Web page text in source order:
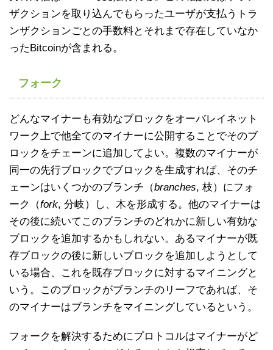
ザクションを取り込んでもらったユーザが支払うトラ
ンザクションごとの手数料とそれまで存在していなか
ったBitcoinが含まれる。
フォーク
どんなマイナーも有効なブロックをオーバレイネット
ワーク上で他全てのマイナーに公開することでそのブ
ロックをチェーンに追加してよい。複数のマイナーが
同一の先行ブロックでブロックを生成すれば、そのチ
ェーンはいくつかのブランチ（branches, 枝）にフォ
ーク（fork, 分岐）し、木を形成する。他のマイナーは
その後に続いてこのブランチのどれかに新しい有効な
ブロックを追加するかもしれない。あるマイナーが既
存ブロックの後に新しいブロックを追加しようとして
いる場合、これを既存ブロックに対するマイニングと
いう。このブロックがブランチのリーフであれば、そ
のマイナーはブランチをマイニングしているという。
フォークを解決するためにプロトコルはマイナーがど